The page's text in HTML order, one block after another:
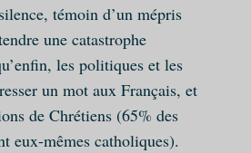
témoin d’un mépris
une catastrophe
les politiques et les
un mot aux Français, et
de Chrétiens (65% des
eux-mêmes catholiques).